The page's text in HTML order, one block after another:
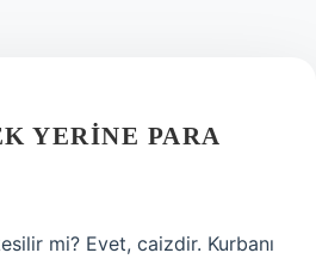
YERINE PARA
mi? Evet, caizdir. Kurbanı